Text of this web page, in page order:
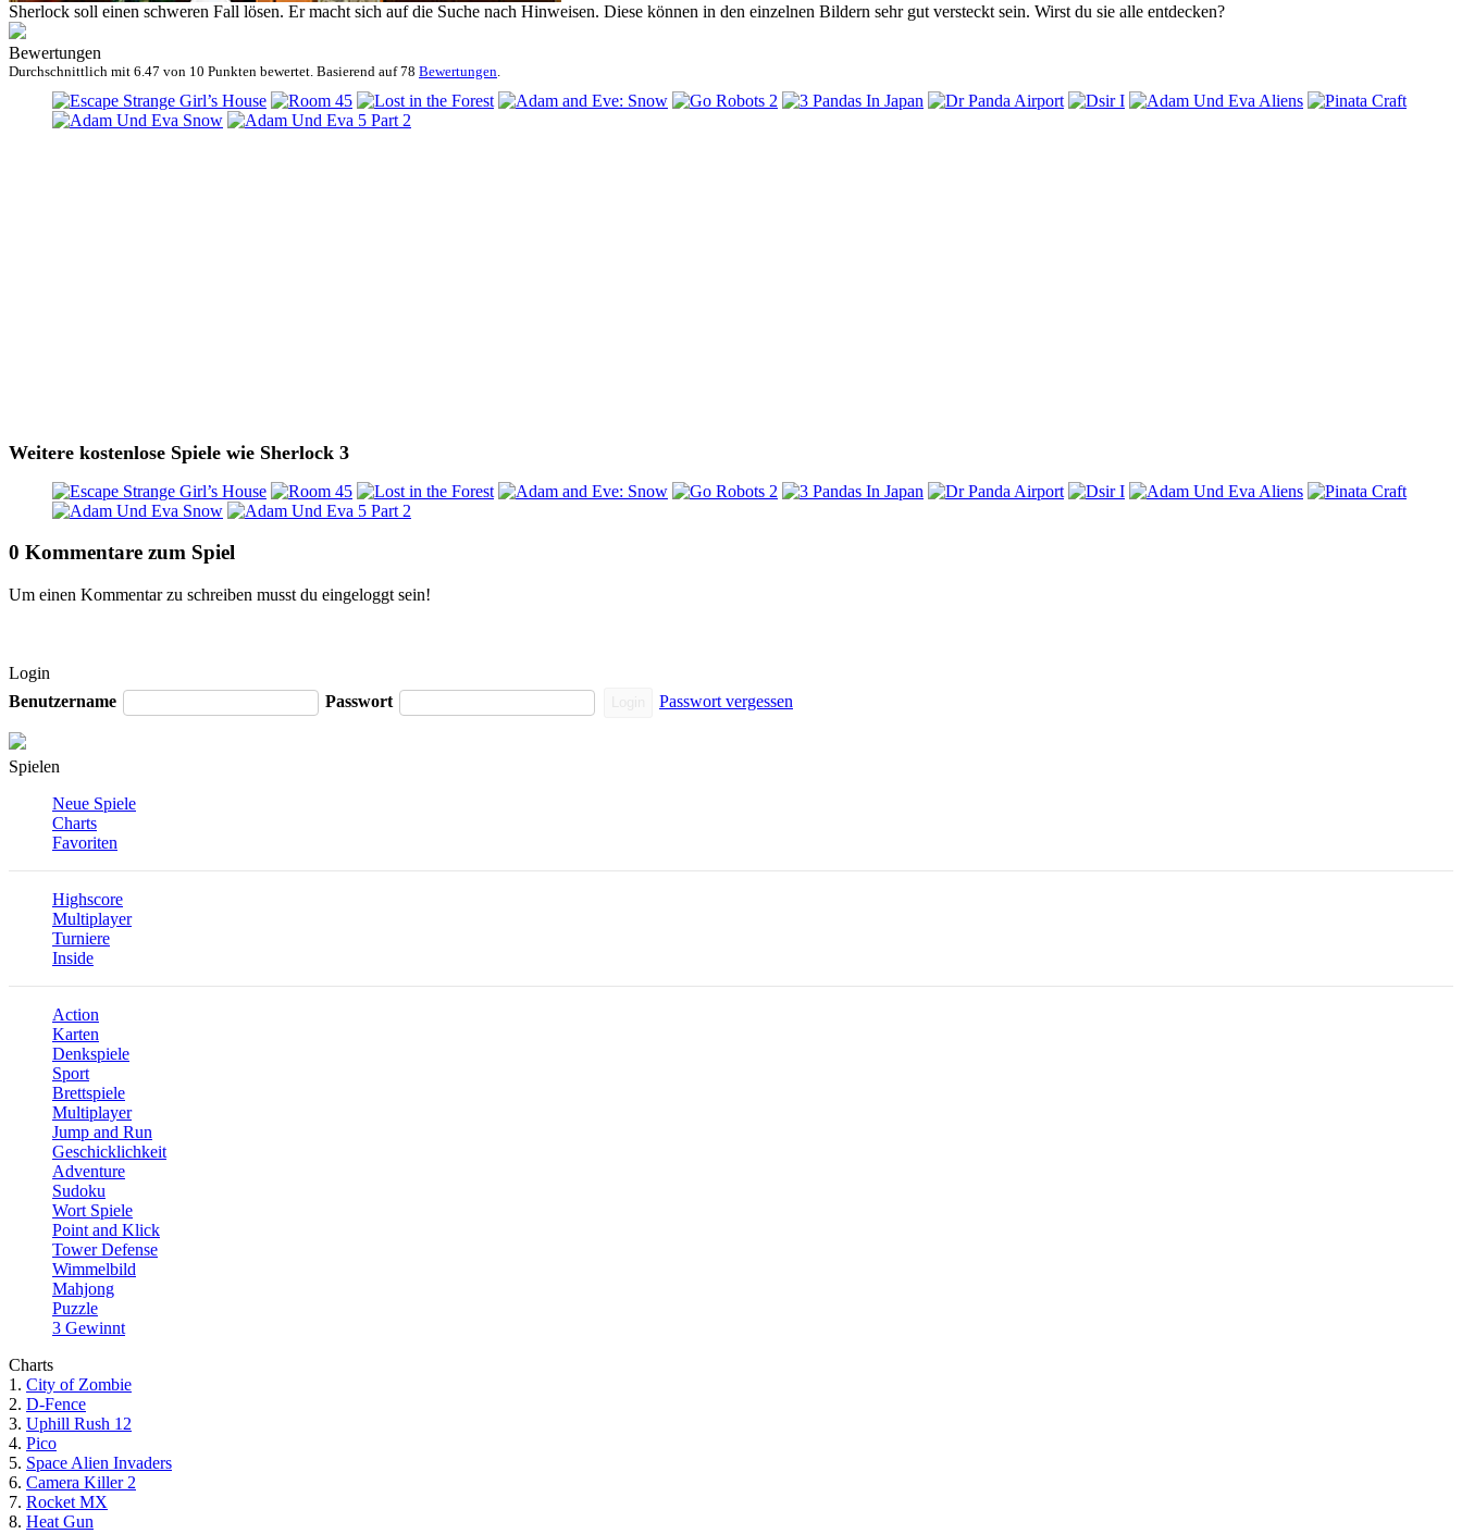
Sherlock soll einen schweren Fall lösen. Er macht sich auf die Suche nach Hinweisen. Diese können in den einzelnen Bildern sehr gut versteckt sein. Wirst du sie alle entdecken?
Bewertungen
Durchschnittlich mit 6.47 von 10 Punkten bewertet. Basierend auf78 Bewertungen
Weitere kostenlose Spiele wie Sherlock 3
0 Kommentare zum Spiel
Um einen Kommentar zu schreiben musst du eingeloggt sein!
Login
Benutzername
Passwort Passwort vergessen
Spielen
Neue Spiele
Charts
Favoriten
Highscore
Multiplayer
Turniere
Inside
Action
Karten
Denkspiele
Sport
Brettspiele
Multiplayer
Jump and Run
Geschicklichkeit
Adventure
Sudoku
Wort Spiele
Point and Klick
Tower Defense
Wimmelbild
Mahjong
Puzzle
3 Gewinnt
Charts
1. City of Zombie
2. D-Fence
3. Uphill Rush 12
4. Pico
5. Space Alien Invaders
6. Camera Killer 2
7. Rocket MX
8. Heat Gun